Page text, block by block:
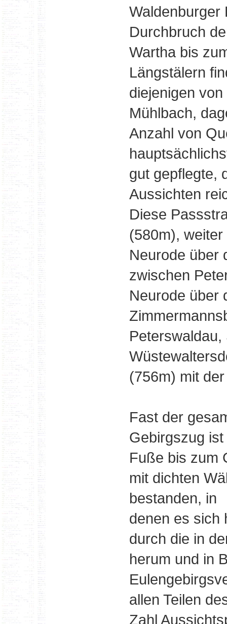
Waldenburger
Durchbruch
Wartha bis
Längstälern
diejenigen
Mühlbach,
Anzahl von
gut gepflegte,
Aussichten
Diese
(580m),
Neurode über
zwischen
Neurode über
(756m) mit
Fast der
Gebirgszug
Fuße bis zum
mit dichten
bestanden, in
denen es sich
durch die in
herum und in
allen Teilen
Zahl